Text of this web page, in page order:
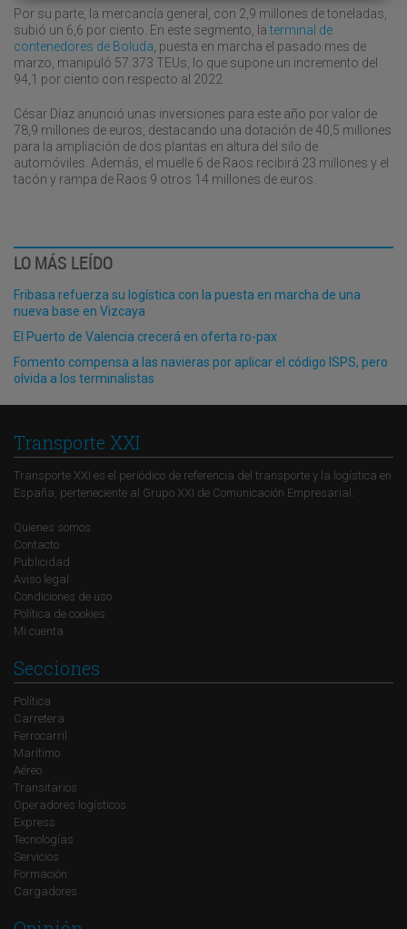
Por su parte, la mercancía general, con 2,9 millones de toneladas,
subió un 6,6 por ciento. En este segmento, laterminal de
contenedores de Boluda, puesta en marcha el pasado mes de
marzo, manipuló 57.373 TEUs, lo que supone un incremento del
94,1 por ciento con respecto al 2022.
César Díaz anunció unas inversiones para este año por valor de
78,9 millones de euros, destacando una dotación de 40,5 millones
para la ampliación de dos plantas en altura del silo de
automóviles. Además, el muelle 6 de Raos recibirá 23 millones y el
tacón y rampa de Raos 9 otros 14 millones de euros.
LO MÁS LEÍDO
Fribasa refuerza su logística con la puesta en marcha de una
nueva base en Vizcaya
El Puerto de Valencia crecerá en oferta ro-pax
Fomento compensa a las navieras por aplicar el código ISPS, pero
olvida a los terminalistas
Transporte XXI
Transporte XXI es el periódico de referencia del transporte y la logística en
España, perteneciente al Grupo XXI de Comunicación Empresarial.
Quienes somos
Contacto
Publicidad
Aviso legal
Condiciones de uso
Política de cookies
Mi cuenta
Secciones
Política
Carretera
Ferrocarril
Marítimo
Aéreo
Transitarios
Operadores logísticos
Express
Tecnologías
Servicios
Formación
Cargadores